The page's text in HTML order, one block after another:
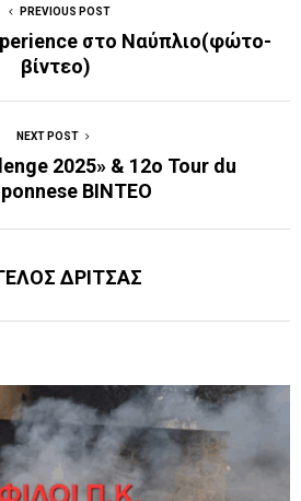
PREVIOUS POST
στο Ναύπλιο(φώτο-
βίντεο)
NEXT POST
2025» & 12ο Tour du
BINTEO
ΔΡΙΤΣΑΣ